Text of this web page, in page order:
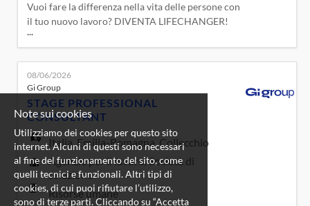
Vuoi fare la differenza nella vita delle persone con
il tuo nuovo lavoro? DIVENTA LIFECHANGER!
Avrai la possibilità di farlo in una realtà attenta a
promuovere e garantire il Lavoro Sostenibile,
l'Equità, Diversità e Inclusione delle persone con
un'attenzione particolare alla Parità di Genere.
Una realtà che fa dei valori di Cura, Passione,
Collab
...
08/06/2026
Gi Group
STAGE PROFESSIONAL
CONSULTANT
Italia,Emilia-Romagna,Collecchio
Agenzie per il lavoro/Società di
selezione
Risorse umane
Note sui cookies
Utilizziamo dei cookies per questo sito
internet. Alcuni di questi sono necessari
al fine del funzionamento del sito, come
quelli tecnici e funzionali. Altri tipi di
cookies, di cui puoi rifiutare l’utilizzo,
sono di terze parti. Cliccando su “Accetta